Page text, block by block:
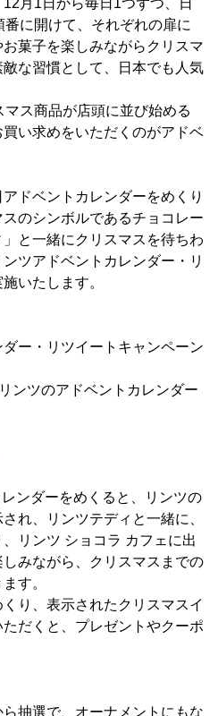
月1日から毎日1つずつ、日
に開けて、それぞれの扉に
菓子を楽しみながらクリスマ
な習慣として、日本でも人気
ス商品が店頭に並び始める
い求めをいただくのがアドベ
ドベントカレンダーをめくり
のシンボルであるチョコレー
と一緒にクリスマスを待ちわ
ツアドベントカレンダー・リ
いたします。
ー・リツイートキャンペーン
ンツのアドベントカレンダー
ンダーをめくると、リンツの
れ、リンツテディと一緒に、
リンツ ショコラ カフェに出
みながら、クリスマスまでの
す。
り、表示されたクリスマスイ
だくと、プレゼントやクーポ
抽選で、オーナメントにもな